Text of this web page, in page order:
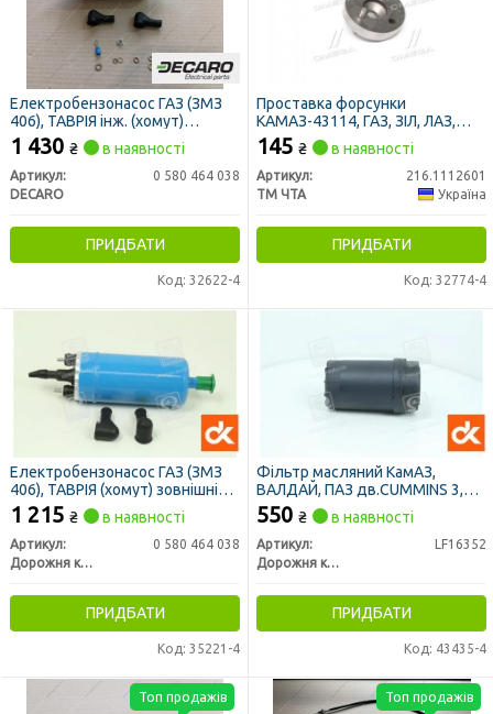
Електробензонасос ГАЗ (ЗМЗ
406), ТАВРІЯ інж. (хомут)
зовнішній (DECARO)
1 430 ₴ в наявності
Артикул:
0 580 464 038
DECARO
ПРИДБАТИ
Код: 32622-4
Проставка форсунки
КАМАЗ-43114, ГАЗ, ЗІЛ, ЛАЗ,
МТЗ (вир-во ЧТА)
145 ₴ в наявності
Артикул:
216.1112601
ТМ ЧТА
Україна
ПРИДБАТИ
Код: 32774-4
Електробензонасос ГАЗ (ЗМЗ
406), ТАВРІЯ (хомут) зовнішній
<ДК>
1 215 ₴ в наявності
Артикул:
0 580 464 038
Дорожня карта
ПРИДБАТИ
Код: 35221-4
Фільтр масляний КамАЗ,
ВАЛДАЙ, ПАЗ дв.CUMMINS 3,8
<ДК>
550 ₴ в наявності
Артикул:
LF16352
Дорожня карта
ПРИДБАТИ
Код: 43435-4
Топ продажів Топ продажів